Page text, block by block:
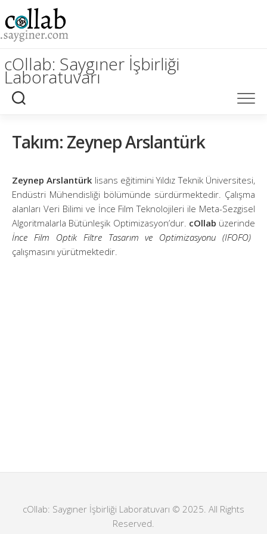
to
content
cOllab: Saygıner İşbirliği
Laboratuvarı
Takım: Zeynep Arslantürk
Zeynep Arslantürk lisans eğitimini Yıldız Teknik Üniversitesi,
Endüstri Mühendisliği bölümünde sürdürmektedir. Çalışma
alanları Veri Bilimi ve İnce Film Teknolojileri ile Meta-Sezgisel
Algoritmalarla Bütünleşik Optimizasyon’dur. cOllab üzerinde
İnce Film Optik Filtre Tasarım ve Optimizasyonu (IFOFO)
çalışmasını yürütmektedir.
cOllab: Saygıner İşbirliği Laboratuvarı © 2025. All Rights
Reserved.